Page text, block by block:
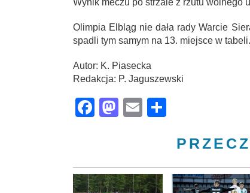
Wynik meczu po strzale z rzutu wolnego
Olimpia Elbląg nie dała rady Warcie
spadli tym samym na 13. miejsce w tabeli.
Autor: K. Piasecka
Redakcja: P. Jaguszewski
Facebook
Mastodon
Email